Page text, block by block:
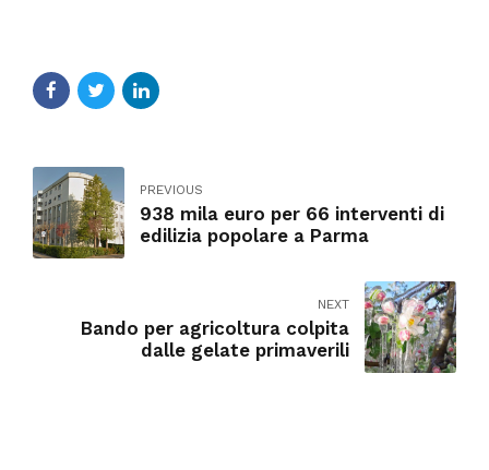
PREVIOUS
938 mila euro per 66 interventi di
edilizia popolare a Parma
NEXT
Bando per agricoltura colpita
dalle gelate primaverili